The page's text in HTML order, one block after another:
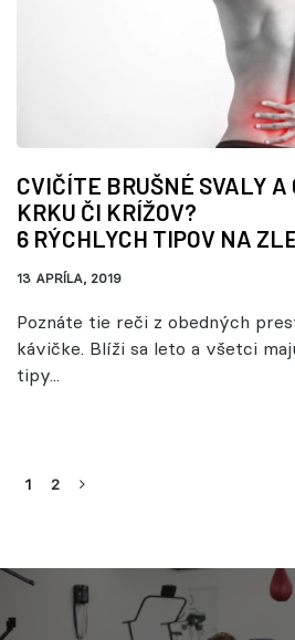
CVIČÍTE BRUŠNÉ SVALY
KRKU ČI KRÍŽOV?
6 RÝCHLYCH TIPOV NA
13 APRÍLA, 2019
Poznáte tie reči z obedných
kávičke. Blíži sa leto a všetci
tipy...
1 2